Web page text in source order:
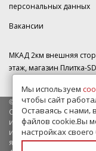
персональных данных
Вакансии
МКАД 2км внешняя
этаж, магазин Плитка-
© 2009—2026 г. Все
Обращаем Ваше
исключительно
информационные
являются публичной
Мы используем
чтобы сайт
Оставаясь с нами,
файлов cookie.Вы
настройках